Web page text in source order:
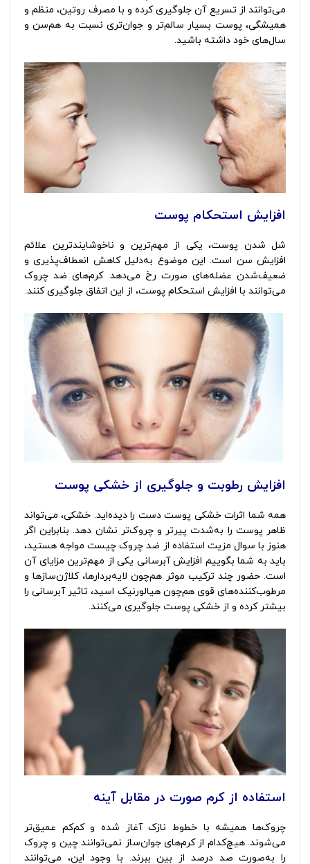
می‌توانند از تسریع آن جلوگیری کرده و با مصرف روتین، منظم و
همیشگی، پوست بسیار سالم‌تر و جوان‌تری نسبت به هم‌سن و
سال‌های خود داشته باشید.
افزایش استحکام پوست
شل شدن پوست، یکی از مهم‌ترین و ناخوشایندترین علائم
افزایش سن است. این موضوع به‌دلیل کاهش انعطاف‌پذیری و
ضعیف‌شدن عضله‌های صورت رخ می‌دهد. کرم‌های ضد چروک
می‌توانند با افزایش استحکام پوست، از این اتفاق جلوگیری کنند.
افزایش رطوبت و جلوگیری از خشکی پوست
همه شما اثرات خشکی پوست دست را دیده‌اید. خشکی، می‌تواند
ظاهر پوست را به‌شدت پیرتر و چروک‌تر نشان دهد. بنابراین اگر
هنوز با سوال مزیت استفاده از ضد چروک چیست مواجه هستید،
باید به شما بگوییم افزایش آبرسانی یکی از مهم‌ترین مزایای آن
است. حضور چند ترکیب موثر هم‌چون لایه‌بردارها، کلاژن‌سازها و
مرطوب‌کننده‌های قوی هم‌چون هیالورنیک اسید، تاثیر آبرسانی را
بیشتر کرده و از خشکی پوست جلوگیری می‌کنند.
استفاده از کرم صورت در مقابل آینه
چروک‌ها همیشه با خطوط نازک آغاز شده و کم‌کم عمیق‌تر
می‌شوند. هیچ‌کدام از کرم‌های جوان‌ساز نمی‌توانند چین و چروک
را به‌صورت صد درصد از بین ببرند. با وجود این، می‌توانند